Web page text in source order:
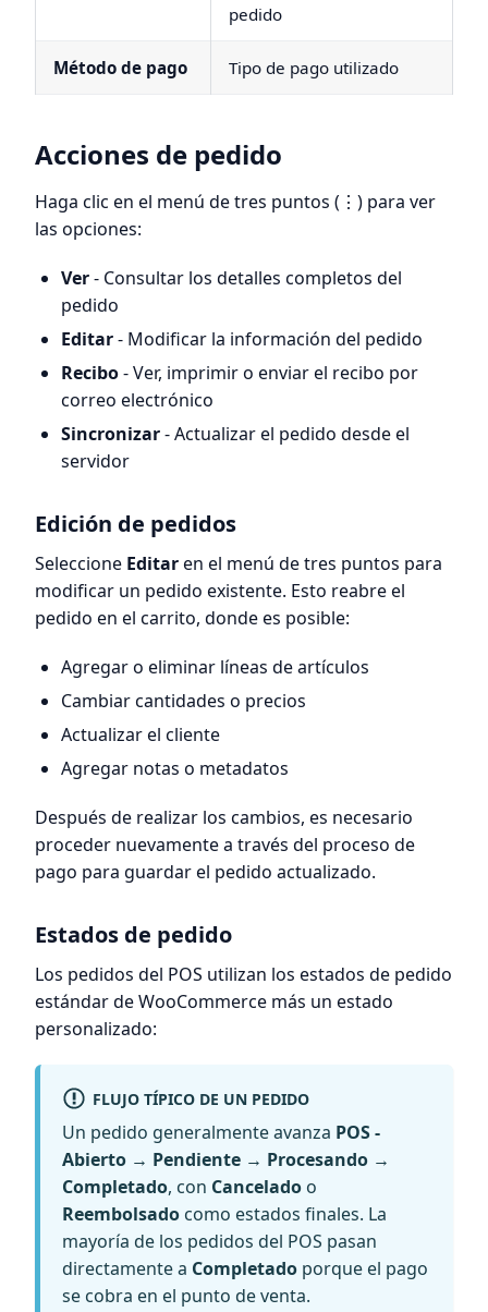
pedido
Método de pago Tipo de pago utilizado
Acciones de pedido
Haga clic en el menú de tres puntos (⋮) para ver
las opciones:
Ver- Consultar los detalles completos del
pedido
Editar- Modificar la información del pedido
Recibo- Ver, imprimir o enviar el recibo por
correo electrónico
Sincronizar- Actualizar el pedido desde el
servidor
Edición de pedidos
Seleccione Editaren el menú de tres puntos para
modificar un pedido existente. Esto reabre el
pedido en el carrito, donde es posible:
Agregar o eliminar líneas de artículos
Cambiar cantidades o precios
Actualizar el cliente
Agregar notas o metadatos
Después de realizar los cambios, es necesario
proceder nuevamente a través del proceso de
pago para guardar el pedido actualizado.
Estados de pedido
Los pedidos del POS utilizan los estados de pedido
estándar de WooCommerce más un estado
personalizado:
FLUJO TÍPICO DE UN PEDIDO
Un pedido generalmente avanza POS -
Abierto → Pendiente → Procesando →
Completado, con Cancelado o
Reembolsado como estados finales. La
mayoría de los pedidos del POS pasan
directamente a Completado porque el pago
se cobra en el punto de venta.